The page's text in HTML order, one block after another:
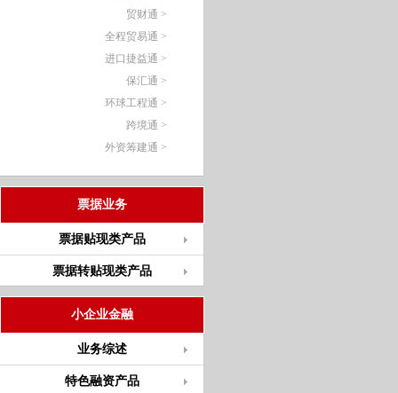
贸财通 >
全程贸易通 >
进口捷益通 >
保汇通 >
环球工程通 >
跨境通 >
外资筹建通 >
票据业务
票据贴现类产品
票据转贴现类产品
小企业金融
业务综述
特色融资产品